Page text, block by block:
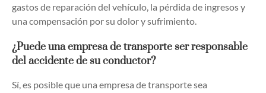
gastos de reparación del vehículo, la pérdida de ingresos y
una compensación por su dolor y sufrimiento.
¿Puede una empresa de transporte ser responsable
del accidente de su conductor?
Sí, es posible que una empresa de transporte sea